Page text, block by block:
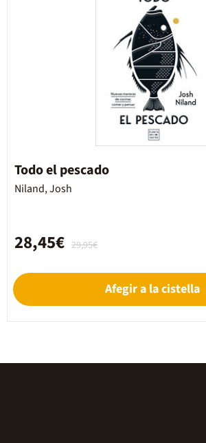
Todo el pescado
Niland, Josh
29,95€
28,45€
Afegir a la cistella